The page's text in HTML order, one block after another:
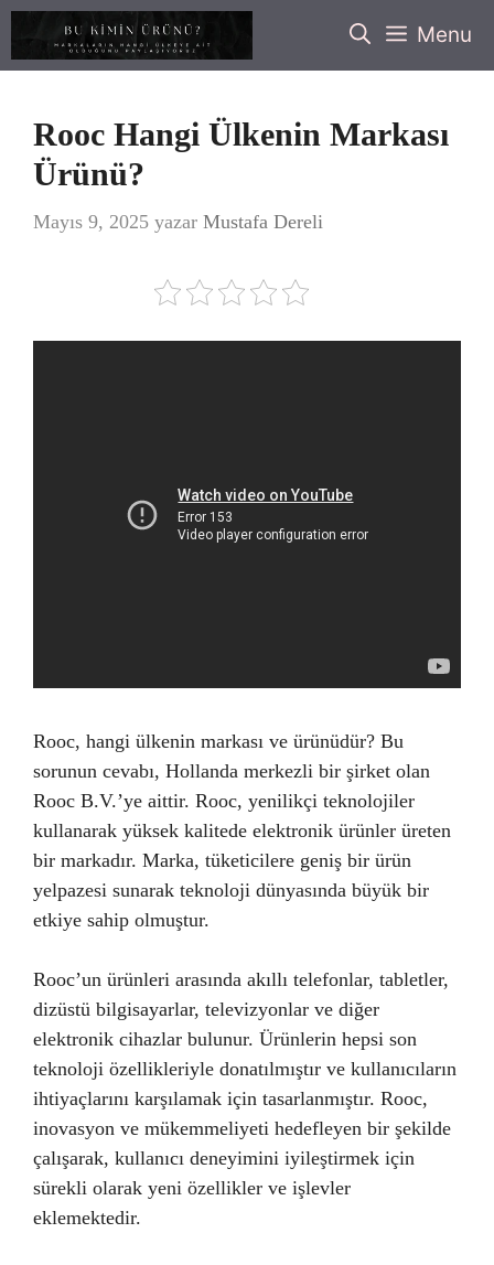
İçeriğe
Menu
Rooc Hangi Ülkenin Markası
Ürünü?
Mayıs 9, 2025 yazar Mustafa Dereli
Rooc, hangi ülkenin markası ve ürünüdür? Bu
sorunun cevabı, Hollanda merkezli bir şirket olan
Rooc B.V.’ye aittir. Rooc, yenilikçi teknolojiler
kullanarak yüksek kalitede elektronik ürünler üreten
bir markadır. Marka, tüketicilere geniş bir ürün
yelpazesi sunarak teknoloji dünyasında büyük bir
etkiye sahip olmuştur.
Rooc’un ürünleri arasında akıllı telefonlar, tabletler,
dizüstü bilgisayarlar, televizyonlar ve diğer
elektronik cihazlar bulunur. Ürünlerin hepsi son
teknoloji özellikleriyle donatılmıştır ve kullanıcıların
ihtiyaçlarını karşılamak için tasarlanmıştır. Rooc,
inovasyon ve mükemmeliyeti hedefleyen bir şekilde
çalışarak, kullanıcı deneyimini iyileştirmek için
sürekli olarak yeni özellikler ve işlevler
eklemektedir.